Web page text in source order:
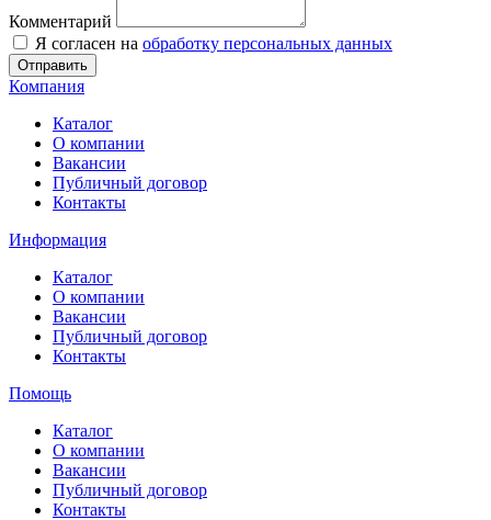
Комментарий
Я согласен на обработку персональных данных
Отправить
Компания
Каталог
О компании
Вакансии
Публичный договор
Контакты
Информация
Каталог
О компании
Вакансии
Публичный договор
Контакты
Помощь
Каталог
О компании
Вакансии
Публичный договор
Контакты